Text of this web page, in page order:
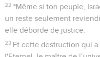
22 *Même si ton peuple,
un reste seulement
elle déborde de justice.
23 Et cette destruction qui